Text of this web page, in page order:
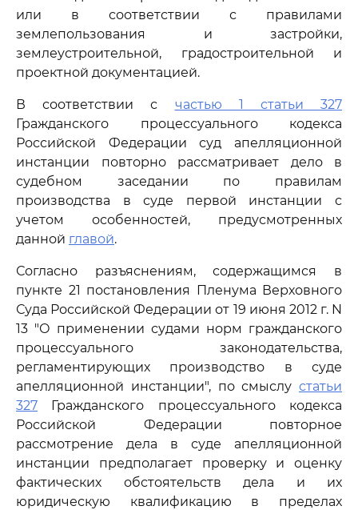
или в соответствии с правилами
землепользования и застройки,
землеустроительной, градостроительной и
проектной документацией.
В соответствии с частью 1 статьи 327
Гражданского процессуального кодекса
Российской Федерации суд апелляционной
инстанции повторно рассматривает дело в
судебном заседании по правилам
производства в суде первой инстанции с
учетом особенностей, предусмотренных
данной главой.
Согласно разъяснениям, содержащимся в
пункте 21 постановления Пленума Верховного
Суда Российской Федерации от 19 июня 2012 г. N
13 "О применении судами норм гражданского
процессуального законодательства,
регламентирующих производство в суде
апелляционной инстанции", по смыслу статьи
327 Гражданского процессуального кодекса
Российской Федерации повторное
рассмотрение дела в суде апелляционной
инстанции предполагает проверку и оценку
фактических обстоятельств дела и их
юридическую квалификацию в пределах